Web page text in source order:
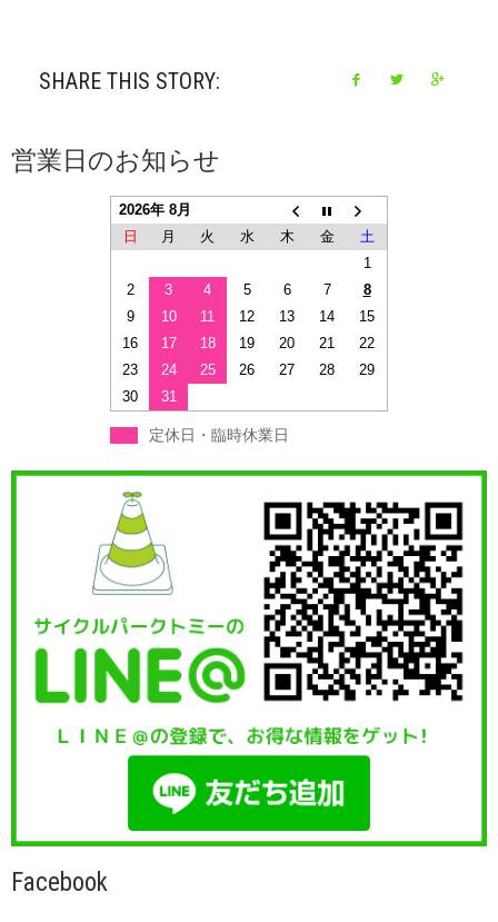
SHARE THIS STORY:
営業日のお知らせ
2026年 8月
日
月 火 水 木 金
土
1
2
3 4 5 6 7
8
9
10 11 12 13 14
15
16
17 18 19 20 21
22
23
24 25 26 27 28
29
30
31
定休日・臨時休業日
Facebook